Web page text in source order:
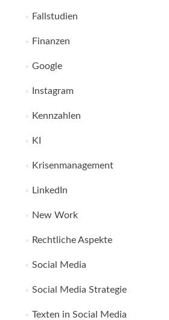
Fallstudien
Finanzen
Google
Instagram
Kennzahlen
KI
Krisenmanagement
LinkedIn
New Work
Rechtliche Aspekte
Social Media
Social Media Strategie
Texten in Social Media